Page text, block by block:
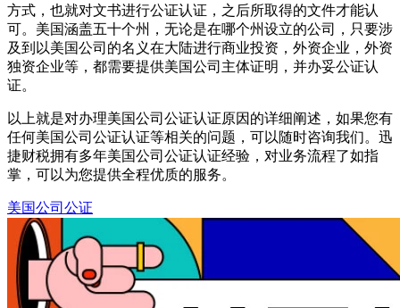
方式，也就对文书进行公证认证，之后所取得的文件才能认
可。美国涵盖五十个州，无论是在哪个州设立的公司，只要涉
及到以美国公司的名义在大陆进行商业投资，外资企业，外资
独资企业等，都需要提供美国公司主体证明，并办妥公证认
证。
以上就是对办理美国公司公证认证原因的详细阐述，如果您有
任何美国公司公证认证等相关的问题，可以随时咨询我们。迅
捷财税拥有多年美国公司公证认证经验，对业务流程了如指
掌，可以为您提供全程优质的服务。
美国公司公证